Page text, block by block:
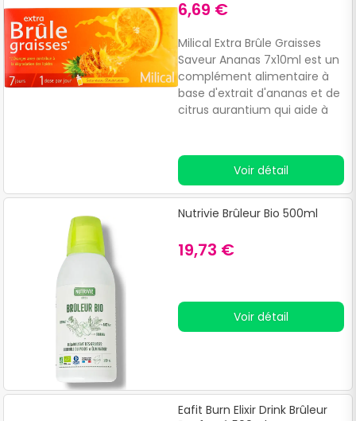
6,69 €
Milical Extra Brûle Graisses
Saveur Ananas 7x10ml est un
complément alimentaire à
base d'extrait d'ananas et de
citrus aurantium qui aide à
les régimes amaigrissants et
facilite le drainage des
liquides.
Voir détail
Nutrivie Brûleur Bio 500ml
19,73 €
Voir détail
Eafit Burn Elixir Drink Brûleur